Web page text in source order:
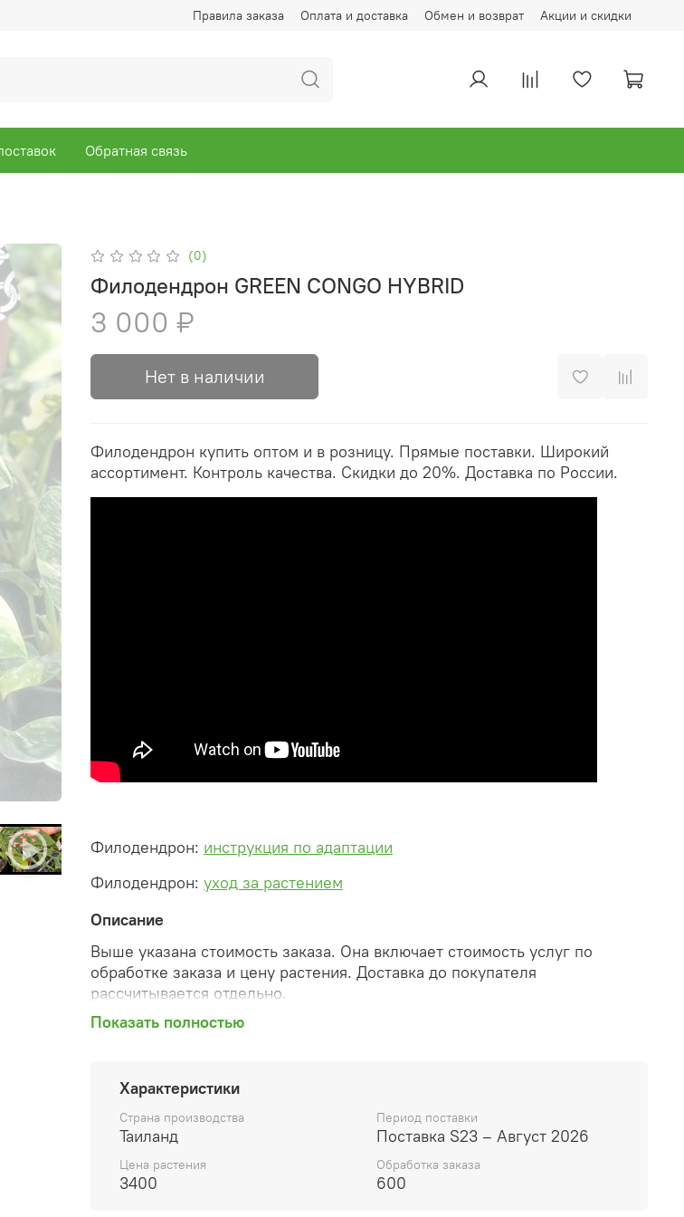
Правила заказа Оплата и доставка Обмен и возврат Акции и скидки
Обратная связь
(0)
Филодендрон GREEN CONGO HYBRID
3 000 ₽
Нет в наличии
Филодендрон купить оптом и в розницу. Прямые поставки. Широкий
ассортимент. Контроль качества. Скидки до 20%. Доставка по России.
Филодендрон: инструкция по адаптации
Филодендрон: уход за растением
Описание
Выше указана стоимость заказа. Она включает стоимость услуг по
обработке заказа и цену растения. Доставка до покупателя
рассчитывается отдельно.
После оформления заказа вы получите его ПРЕДВАРИТЕЛЬНУЮ форму,
способ доставки, сделано бронирование и т.д.). Затем вам будут высланы
согласованные счета со ссылками на оплату услуг и растений. При этом
предварительный заказ теряет силу.
Внимание: фото в каталоге демонстрирует сорт, а не растение, которое
вы получите. Растения приезжают в размере, указанном в карточке
Показать полностью
Характеристики
Страна производства
Таиланд
Период поставки
Поставка S23 – Август 2026
Цена растения
3400
Обработка заказа
600